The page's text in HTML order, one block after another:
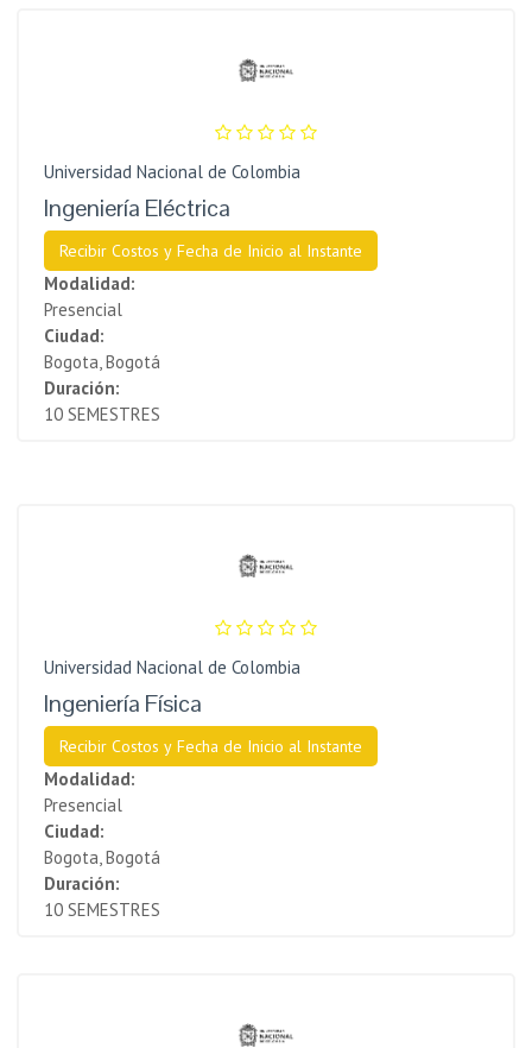
Universidad Nacional de Colombia
Ingeniería Eléctrica
Recibir Costos y Fecha de Inicio al Instante
Modalidad:
Presencial
Ciudad:
Bogota, Bogotá
Duración:
10 SEMESTRES
Universidad Nacional de Colombia
Ingeniería Física
Recibir Costos y Fecha de Inicio al Instante
Modalidad:
Presencial
Ciudad:
Bogota, Bogotá
Duración:
10 SEMESTRES